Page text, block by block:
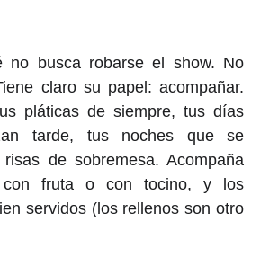
no busca robarse el show. No
claro su papel: acompañar.
pláticas de siempre, tus días
tarde, tus noches que se
de sobremesa. Acompaña
con fruta o con tocino, y los
servidos (los rellenos son otro